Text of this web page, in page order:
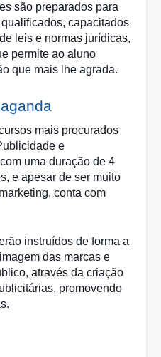
são preparados para
capacitados
leis e normas jurídicas,
permite ao aluno
que mais lhe agrada.
mais procurados
e
uma duração de 4
e apesar de ser muito
conta com
instruídos de forma a
das marcas e
através da criação
promovendo